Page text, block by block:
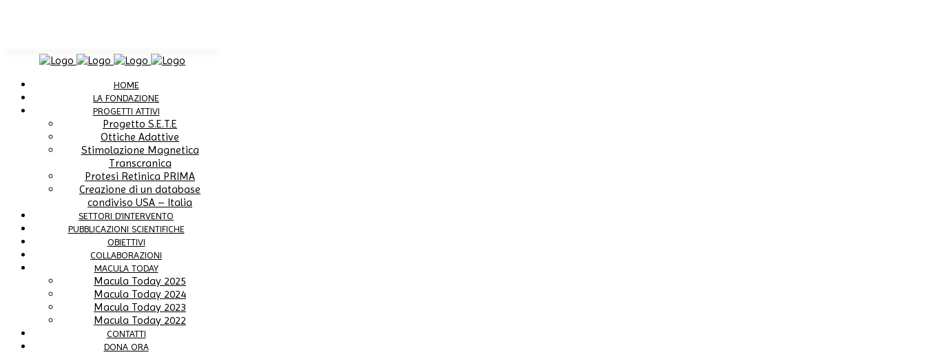
HOME
LA FONDAZIONE
PROGETTI ATTIVI
Progetto S.E.T.E
Ottiche Adattive
Stimolazione Magnetica
Transcranica
Protesi Retinica PRIMA
Creazione di un database
condiviso USA – Italia
SETTORI D’INTERVENTO
PUBBLICAZIONI SCIENTIFICHE
OBIETTIVI
COLLABORAZIONI
MACULA TODAY
Macula Today 2025
Macula Today 2024
Macula Today 2023
Macula Today 2022
CONTATTI
DONA ORA